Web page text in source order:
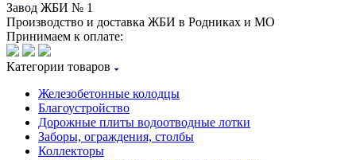
Завод ЖБИ № 1
Производство и доставка ЖБИ в Родниках и МО
Принимаем к оплате:
Категории товаров
Железобетонные колодцы
Благоустройство
Дорожные плиты водоотводные лотки
Заборы, ограждения, столбы
Коллекторы